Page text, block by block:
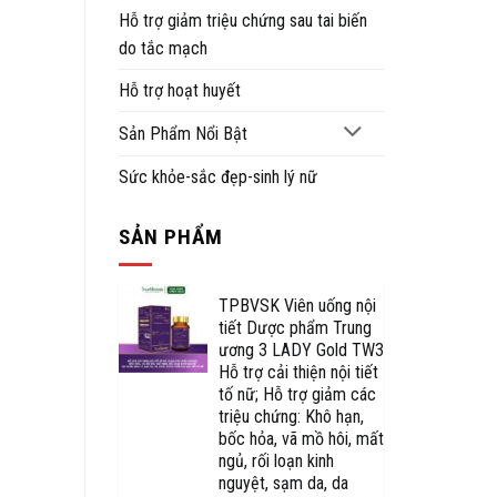
Hỗ trợ giảm triệu chứng sau tai biến
do tắc mạch
Hỗ trợ hoạt huyết
Sản Phẩm Nổi Bật
Sức khỏe-sắc đẹp-sinh lý nữ
SẢN PHẨM
TPBVSK Viên uống nội
tiết Dược phẩm Trung
ương 3 LADY Gold TW3
Hỗ trợ cải thiện nội tiết
tố nữ; Hỗ trợ giảm các
triệu chứng: Khô hạn,
bốc hỏa, vã mồ hôi, mất
ngủ, rối loạn kinh
nguyệt, sạm da, da